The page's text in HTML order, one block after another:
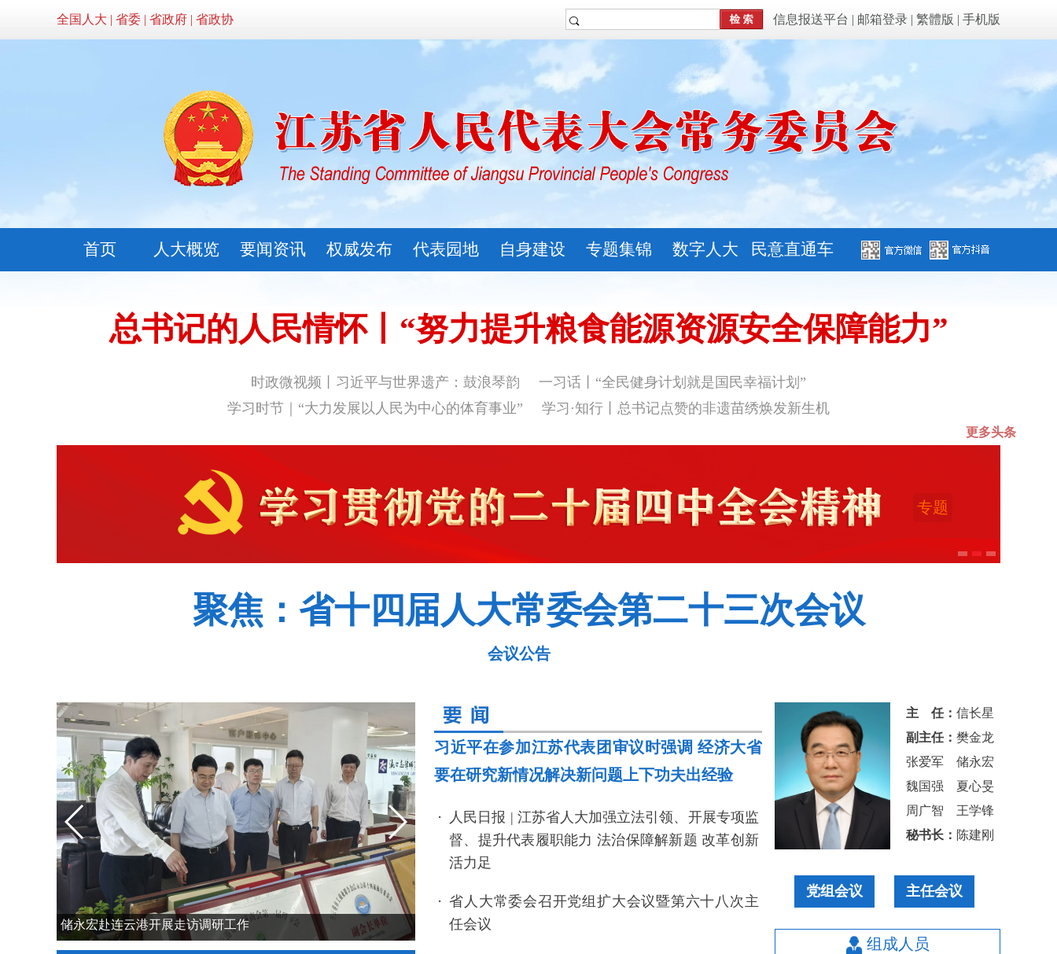
全国人大 | 省委 | 省政府 | 省政协 信息报送平台 | 邮箱登录 | 繁體版 | 手机版
首页 人大概览 要闻资讯 权威发布 代表园地 自身建设 专题集锦 数字人大 民意直通车
总书记的人民情怀丨“努力提升粮食能源资源安全保障能力”
时政微视频丨习近平与世界遗产：鼓浪琴韵
一习话丨“全民健身计划就是国民幸福计划”
学习时节｜“大力发展以人民为中心的体育事业”
学习·知行丨总书记点赞的非遗苗绣焕发新生机
更多头条
专题
聚焦：省十四届人大常委会第二十三次会议
会议公告
储永宏赴连云港开展走访调研工作 省十四届人大常委会第二十三次会议闭幕
习近平在参加江苏代表团审议时强调 经济大省
要在研究新情况解决新问题上下功夫出经验
人民日报 | 江苏省人大加强立法引领、开展专项监
督、提升代表履职能力 法治保障解新题 改革创新
活力足
省人大常委会召开党组扩大会议暨第六十八次主
任会议
主 任： 信长星
副主任： 樊金龙
张爱军
储永宏
魏国强
夏心旻
周广智
王学锋
秘书长： 陈建刚
党组会议 主任会议
组成人员